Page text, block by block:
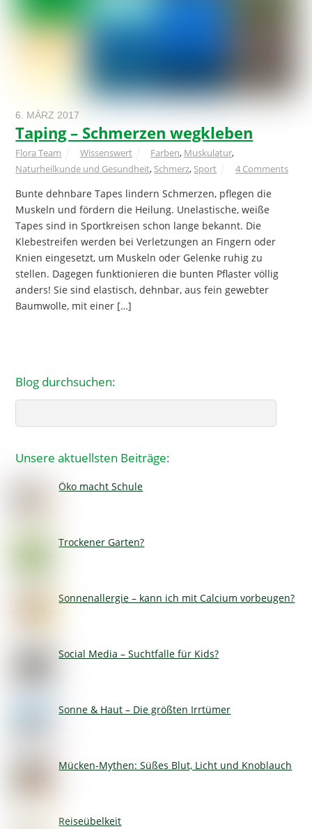
6. MÄRZ 2017
Taping – Schmerzen wegkleben
Flora Team Wissenswert Farben, Muskulatur,
Naturheilkunde und Gesundheit, Schmerz, Sport 4 Comments
Bunte dehnbare Tapes lindern Schmerzen, pflegen die
Muskeln und fördern die Heilung. Unelastische, weiße
Tapes sind in Sportkreisen schon lange bekannt. Die
Klebestreifen werden bei Verletzungen an Fingern oder
Knien eingesetzt, um Muskeln oder Gelenke ruhig zu
stellen. Dagegen funktionieren die bunten Pflaster völlig
anders! Sie sind elastisch, dehnbar, aus fein gewebter
Baumwolle, mit einer […]
Blog durchsuchen:
Unsere aktuellsten Beiträge:
Öko macht Schule
Trockener Garten?
Sonnenallergie – kann ich mit Calcium vorbeugen?
Social Media – Suchtfalle für Kids?
Sonne & Haut – Die größten Irrtümer
Mücken-Mythen: Süßes Blut, Licht und Knoblauch
Reiseübelkeit